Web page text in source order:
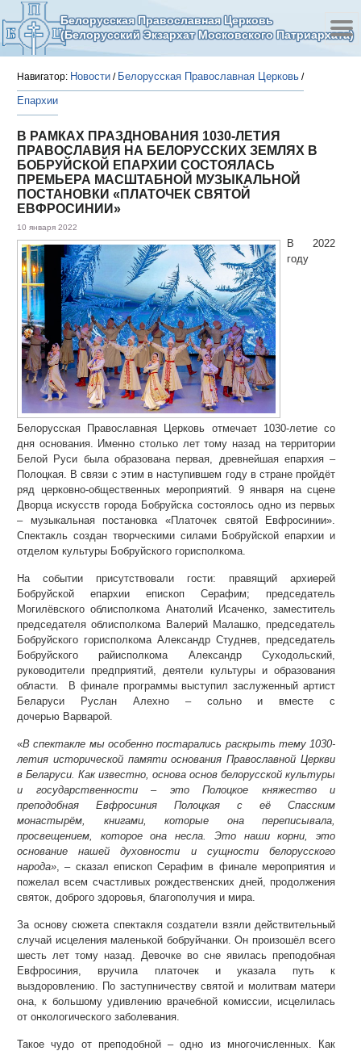
Белорусская Православная Церковь
(Белорусский Экзархат Московского Патриархата)
Навигатор: Новости / Белорусская Православная Церковь /
Епархии
В РАМКАХ ПРАЗДНОВАНИЯ 1030-ЛЕТИЯ
ПРАВОСЛАВИЯ НА БЕЛОРУССКИХ ЗЕМЛЯХ В
БОБРУЙСКОЙ ЕПАРХИИ СОСТОЯЛАСЬ
ПРЕМЬЕРА МАСШТАБНОЙ МУЗЫКАЛЬНОЙ
ПОСТАНОВКИ «ПЛАТОЧЕК СВЯТОЙ
ЕВФРОСИНИИ»
10 января 2022
В 2022
году
Белорусская Православная Церковь отмечает 1030-летие со
дня основания. Именно столько лет тому назад на территории
Белой Руси была образована первая, древнейшая епархия –
Полоцкая. В связи с этим в наступившем году в стране пройдёт
ряд церковно-общественных мероприятий. 9 января на сцене
Дворца искусств города Бобруйска состоялось одно из первых
– музыкальная постановка «Платочек святой Евфросинии».
Спектакль создан творческими силами Бобруйской епархии и
отделом культуры Бобруйского горисполкома.
На событии присутствовали гости: правящий архиерей
Бобруйской епархии епископ Серафим; председатель
Могилёвского облисполкома Анатолий Исаченко, заместитель
председателя облисполкома Валерий Малашко, председатель
Бобруйского горисполкома Александр Студнев, председатель
Бобруйского райисполкома Александр Суходольский,
руководители предприятий, деятели культуры и образования
области. В финале программы выступил заслуженный артист
Беларуси Руслан Алехно – сольно и вместе с
дочерью Варварой.
«В спектакле мы особенно постарались раскрыть тему 1030-
летия исторической памяти основания Православной Церкви
в Беларуси. Как известно, основа основ белорусской культуры
и государственности – это Полоцкое княжество и
преподобная Евфросиния Полоцкая с её Спасским
монастырём, книгами, которые она переписывала,
просвещением, которое она несла. Это наши корни, это
основание нашей духовности и сущности белорусского
народа», – сказал епископ Серафим в финале мероприятия и
пожелал всем счастливых рождественских дней, продолжения
святок, доброго здоровья, благополучия и мира.
За основу сюжета спектакля создатели взяли действительный
случай исцеления маленькой бобруйчанки. Он произошёл всего
шесть лет тому назад. Девочке во сне явилась преподобная
Евфросиния, вручила платочек и указала путь к
выздоровлению. По заступничеству святой и молитвам матери
она, к большому удивлению врачебной комиссии, исцелилась
от онкологического заболевания.
Такое чудо от преподобной – одно из многочисленных. Как